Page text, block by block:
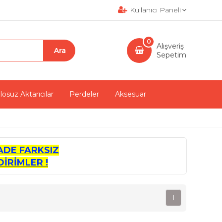
Kullanıcı Paneli
Alışveriş
Sepetim
0
Aktarıcılar Perdeler Aksesuar
FARKSIZ
!
1